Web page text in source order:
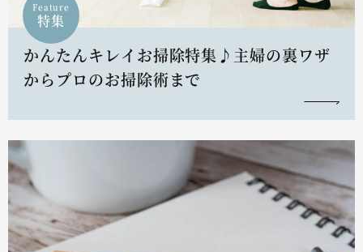
Feature
特集
かんたんキレイお掃除特集♪主婦の裏ワザ
からプロのお掃除術まで